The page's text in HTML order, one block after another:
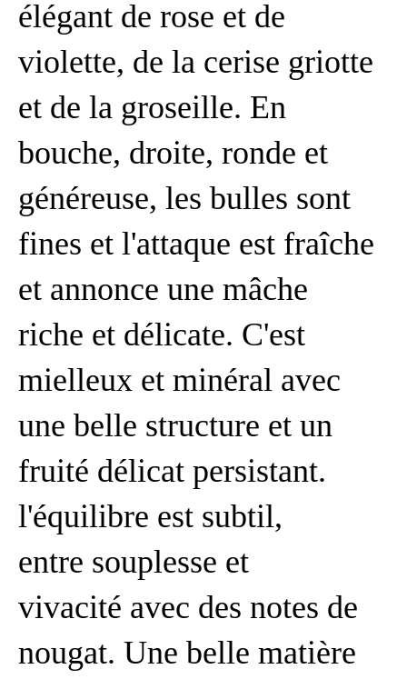
élégant de rose et de
violette, de la cerise griotte
et de la groseille. En
bouche, droite, ronde et
généreuse, les bulles sont
fines et l'attaque est fraîche
et annonce une mâche
riche et délicate. C'est
mielleux et minéral avec
une belle structure et un
fruité délicat persistant.
l'équilibre est subtil,
entre souplesse et
vivacité avec des notes de
nougat. Une belle matière